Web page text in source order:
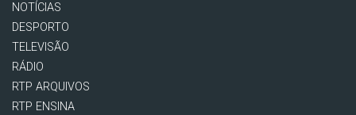
NOTÍCIAS
DESPORTO
TELEVISÃO
RÁDIO
RTP ARQUIVOS
RTP ENSINA